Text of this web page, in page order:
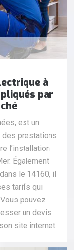
à
par
est un
prestations
l’installation
Également
le 14160, il
tarifs qui
pouvez
un devis
site internet.